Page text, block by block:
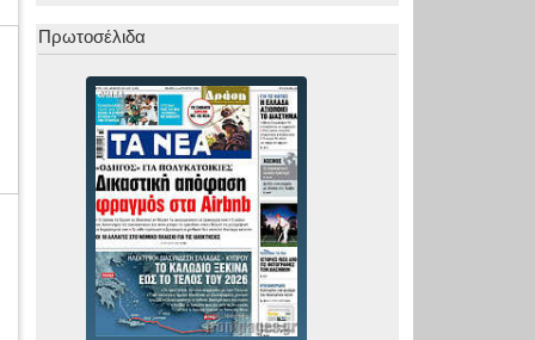
Πρωτοσέλιδα